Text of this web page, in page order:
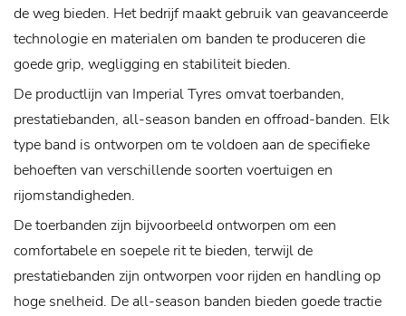
de weg bieden. Het bedrijf maakt gebruik van geavanceerde
technologie en materialen om banden te produceren die
goede grip, wegligging en stabiliteit bieden.
De productlijn van Imperial Tyres omvat toerbanden,
prestatiebanden, all-season banden en offroad-banden. Elk
type band is ontworpen om te voldoen aan de specifieke
behoeften van verschillende soorten voertuigen en
rijomstandigheden.
De toerbanden zijn bijvoorbeeld ontworpen om een ​​
comfortabele en soepele rit te bieden, terwijl de
prestatiebanden zijn ontworpen voor rijden en handling op
hoge snelheid. De all-season banden bieden goede tractie